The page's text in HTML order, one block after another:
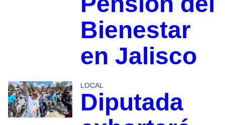
Bienestar
en Jalisco
LOCAL
Diputada